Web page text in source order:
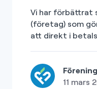
Vi har
(företag) som
att direkt i
11 mars